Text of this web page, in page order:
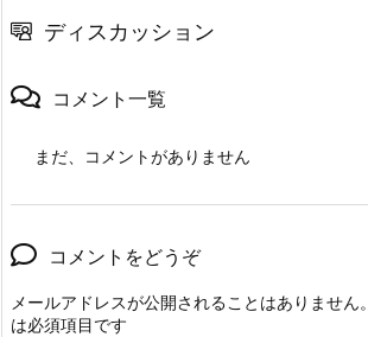
ディスカッション
コメント一覧
まだ、コメントがありません
コメントをどうぞ
メールアドレスが公開されることはありません。
は必須項目です